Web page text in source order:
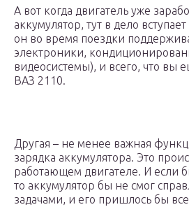
А вот когда двигатель уже
аккумулятор, тут в дело
он во время поездки
электроники,
видеосистемы), и всего, что вы
ВАЗ 2110.
Другая – не менее важная
зарядка аккумулятора. Это
работающем двигателе. И если
то аккумулятор бы не смог
задачами, и его пришлось бы